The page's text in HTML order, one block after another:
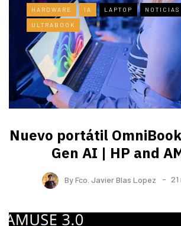
HARDWARE IA LAPTOP NOTICIAS
ULTRABOOK
Nuevo portátil
Gen AI | HP and
ByFco. Javier Blas Lopez